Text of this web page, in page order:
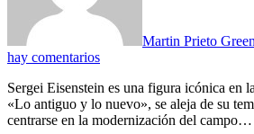
Martin Prieto
hay comentarios
Sergei Eisenstein es una figura icónica en la historia del cine. En
«Lo antiguo y lo nuevo», se aleja de su
centrarse en la modernización del campo…